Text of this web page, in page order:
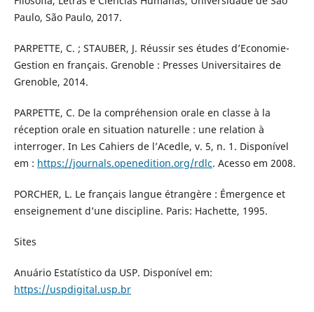
Paulo, São Paulo, 2017.
PARPETTE, C. ; STAUBER, J. Réussir ses études d’Economie-
Gestion en français. Grenoble : Presses Universitaires de
Grenoble, 2014.
PARPETTE, C. De la compréhension orale en classe à la
réception orale en situation naturelle : une relation à
interroger. In Les Cahiers de l’Acedle, v. 5, n. 1. Disponível
em : https://journals.openedition.org/rdlc. Acesso em 2008.
PORCHER, L. Le français langue étrangère : Émergence et
enseignement d’une discipline. Paris: Hachette, 1995.
Sites
Anuário Estatístico da USP. Disponível em:
https://uspdigital.usp.br